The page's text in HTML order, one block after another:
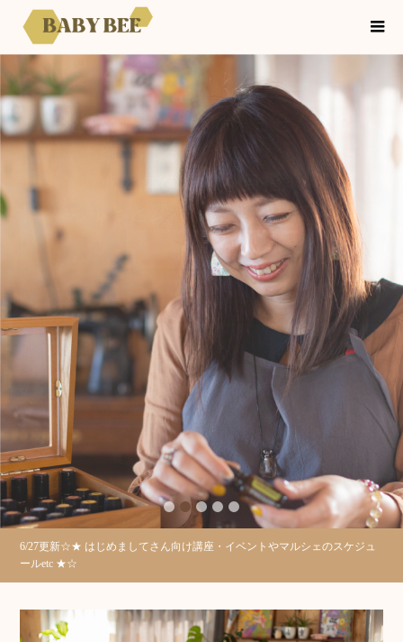
暮らしに活かして健康になれる
アロマのレッスン
妊活から看取りまで毎日使える
セラピーグレードのアロマは
優しくてそしてパワフル
3 4 5